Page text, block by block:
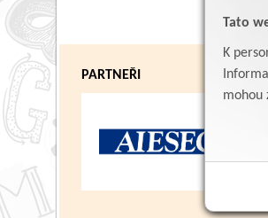
Tato
K
mohou
PARTNEŘI